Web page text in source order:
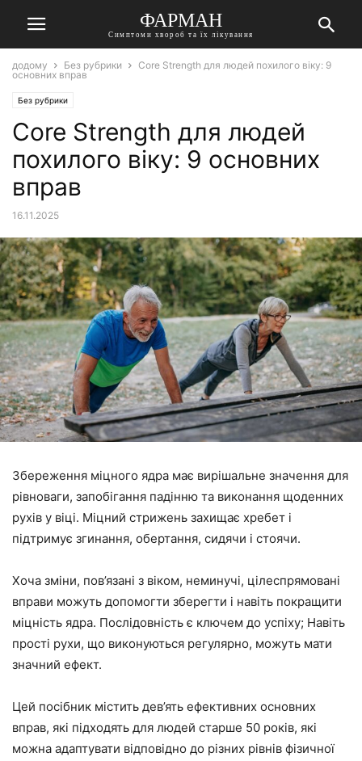
ФАРМАН
Симптоми хвороб та їх лікування
додому Без рубрики
Core Strength для людей похилого віку: 9
основних вправ
Без рубрики
Core Strength для людей
похилого віку: 9 основних
вправ
16.11.2025
Збереження міцного ядра має вирішальне значення для
рівноваги, запобігання падінню та виконання щоденних
рухів у віці. Міцний стрижень захищає хребет і
підтримує згинання, обертання, сидячи і стоячи.
Хоча зміни, пов’язані з віком, неминучі, цілеспрямовані
вправи можуть допомогти зберегти і навіть покращити
міцність ядра. Послідовність є ключем до успіху; Навіть
прості рухи, що виконуються регулярно, можуть мати
значний ефект.
Цей посібник містить дев’ять ефективних основних
вправ, які підходять для людей старше 50 років, які
можна адаптувати відповідно до різних рівнів фізичної